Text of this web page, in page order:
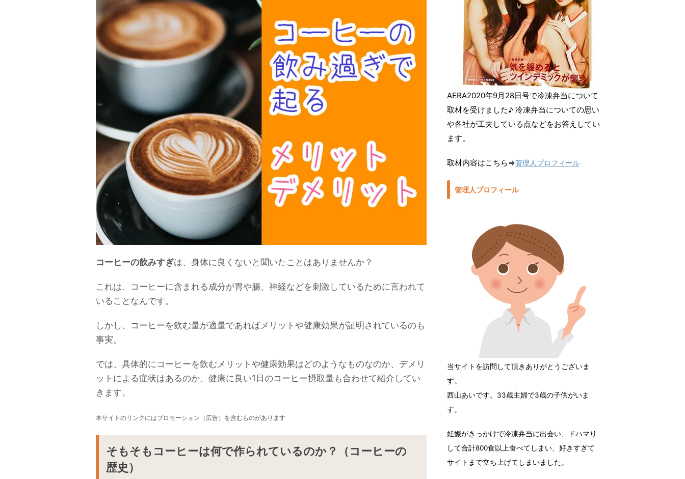
コーヒーの飲みすぎは、身体に良くないと聞いたことはありませんか？
これは、コーヒーに含まれる成分が胃や腸、神経などを刺激しているために言われて
いることなんです。
しかし、コーヒーを飲む量が適量であればメリットや健康効果が証明されているのも
事実。
では、具体的にコーヒーを飲むメリットや健康効果はどのようなものなのか、デメリ
ットによる症状はあるのか、健康に良い1日のコーヒー摂取量も合わせて紹介してい
きます。
本サイトのリンクにはプロモーション（広告）を含むものがあります
そもそもコーヒーは何で作られているのか？（コーヒーの
歴史）
AERA2020年9月28日号で冷凍弁当について
取材を受けました♪ 冷凍弁当についての思い
や各社が工夫している点などをお答えしてい
ます。
取材内容はこちら⇒管理人プロフィール
管理人プロフィール
当サイトを訪問して頂きありがとうございま
す。
西山あいです。33歳主婦で3歳の子供がいま
す。
妊娠がきっかけで冷凍弁当に出会い、ドハマり
して合計800食以上食べてしまい、好きすぎて
サイトまで立ち上げてしまいました。